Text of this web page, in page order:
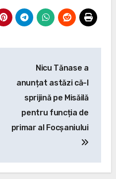
Nicu Tănase a
anunțat astăzi că-l
sprijină pe Misăilă
pentru funcția de
primar al Focșaniului